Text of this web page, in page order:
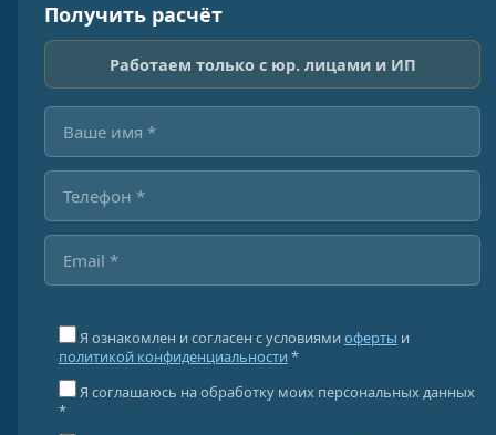
Получить расчёт
Работаем только с юр. лицами и ИП
Я ознакомлен и согласен с условиями оферты и
политикой конфиденциальности *
Я соглашаюсь на обработку моих персональных данных
*